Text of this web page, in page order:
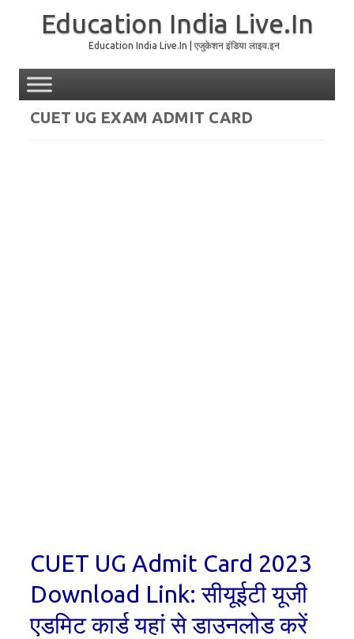
Education India Live.In
Education India Live.In | एजुकेशन इंडिया लाइव.इन
CUET UG EXAM ADMIT CARD
CUET UG Admit Card 2023
Download Link: सीयूईटी यूजी
एडमिट कार्ड यहां से डाउनलोड करें